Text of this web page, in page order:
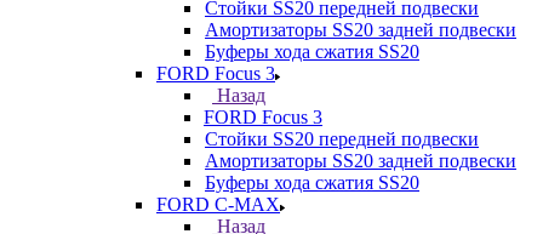
Стойки SS20 передней подвески
Амортизаторы SS20 задней подвески
Буферы хода сжатия SS20
FORD Focus 3
Назад
FORD Focus 3
Стойки SS20 передней подвески
Амортизаторы SS20 задней подвески
Буферы хода сжатия SS20
FORD С-MAX
Назад